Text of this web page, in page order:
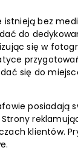
istnieją bez
do
się w
się do
posiadają
klientów.